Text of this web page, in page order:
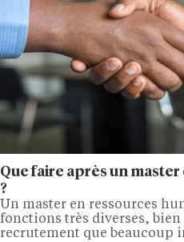
Que faire après un
?
Un master en ressources
fonctions très diverses, bien
recrutement que beaucoup